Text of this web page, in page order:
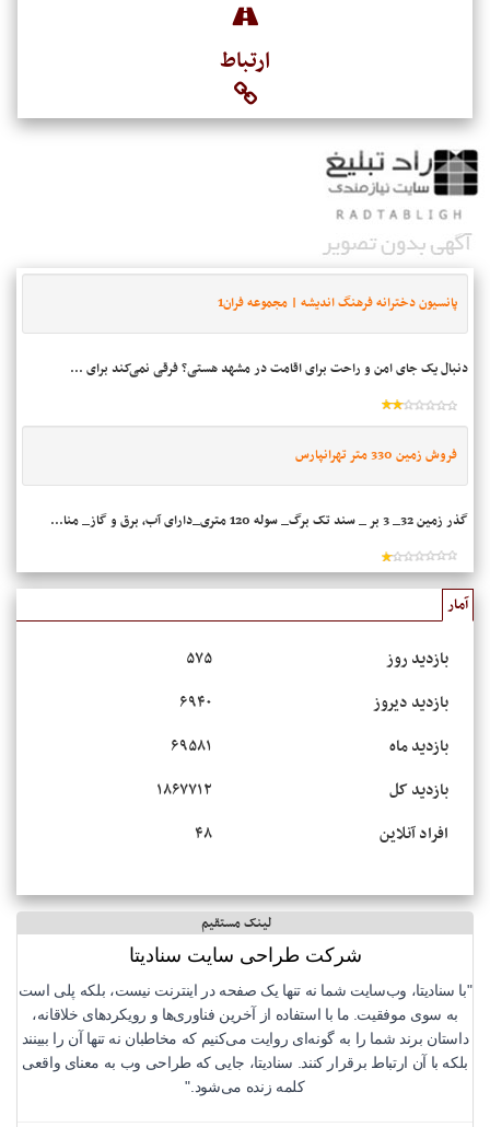
ارتباط
پانسیون دخترانه فرهنگ اندیشه | مجموعه فران1
دنبال یک جای امن و راحت برای اقامت در مشهد هستی؟ فرقی نمی‌کند برای ...
فروش زمین 330 متر تهرانپارس
گذر زمین 32_ 3 بر _ سند تک برگ_ سوله 120 متری_دارای آب، برق و گاز_ منا...
آمار
بازدید روز
۵۷۵
بازدید دیروز
۶۹۴۰
بازدید ماه
۶۹۵۸۱
بازدید کل
۱۸۶۷۷۱۲
افراد آنلاین
۴۸
لینک مستقیم
شرکت طراحی سایت سنادیتا
"با سنادیتا، وب‌سایت شما نه تنها یک صفحه در اینترنت نیست، بلکه پلی است
به سوی موفقیت. ما با استفاده از آخرین فناوری‌ها و رویکردهای خلاقانه،
داستان برند شما را به گونه‌ای روایت می‌کنیم که مخاطبان نه تنها آن را ببینند
بلکه با آن ارتباط برقرار کنند. سنادیتا، جایی که طراحی وب به معنای واقعی
کلمه زنده می‌شود."